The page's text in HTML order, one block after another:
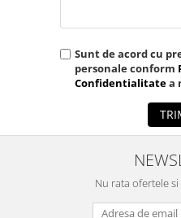
Sunt de acord cu
personale conform
Confidentialitatea
Nu rata ofertele